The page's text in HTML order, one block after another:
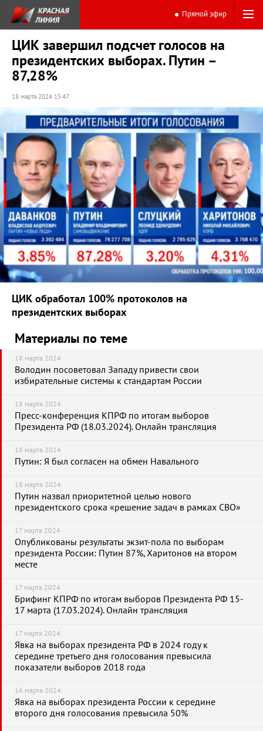
Прямой эфир
ЦИК завершил подсчет голосов на
президентских выборах. Путин –
87,28%
18 марта 2024 15:47
ЦИК обработал 100% протоколов на
президентских выборах
Материалы по теме
18 марта 2024
Володин посоветовал Западу привести свои
избирательные системы к стандартам России
18 марта 2024
Пресс-конференция КПРФ по итогам выборов
Президента РФ (18.03.2024). Онлайн трансляция
18 марта 2024
Путин: Я был согласен на обмен Навального
18 марта 2024
Путин назвал приоритетной целью нового
президентского срока «решение задач в рамках СВО»
17 марта 2024
Опубликованы результаты экзит-пола по выборам
президента России: Путин 87%, Харитонов на втором
месте
17 марта 2024
Брифинг КПРФ по итогам выборов Президента РФ 15-
17 марта (17.03.2024). Онлайн трансляция
17 марта 2024
Явка на выборах президента РФ в 2024 году к
середине третьего дня голосования превысила
показатели выборов 2018 года
16 марта 2024
Явка на выборах президента России к середине
второго дня голосования превысила 50%